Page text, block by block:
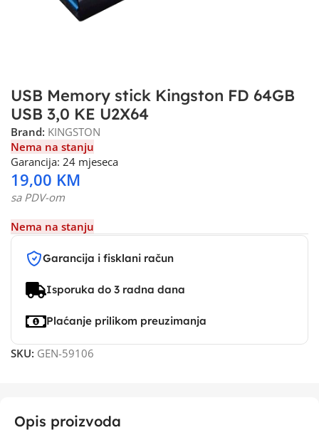
USB Memory stick Kingston FD 64GB
USB 3,0 KE U2X64
Brand: KINGSTON
Nema na stanju
Garancija: 24 mjeseca
19,00 KM
sa PDV-om
Nema na stanju
Garancija i fisklani račun
Isporuka do 3 radna dana
Plaćanje prilikom preuzimanja
SKU: GEN-59106
Opis proizvoda